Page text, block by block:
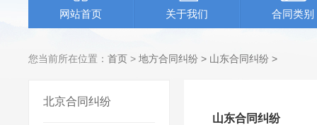
网站首页 关于我们 合同类别
您当前所在位置： 首页 > 地方合同纠纷 > 山东合同纠纷 >
北京合同纠纷
山东合同纠纷